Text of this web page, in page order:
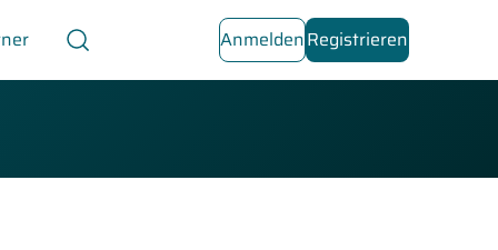
AnmeldenRegistrieren